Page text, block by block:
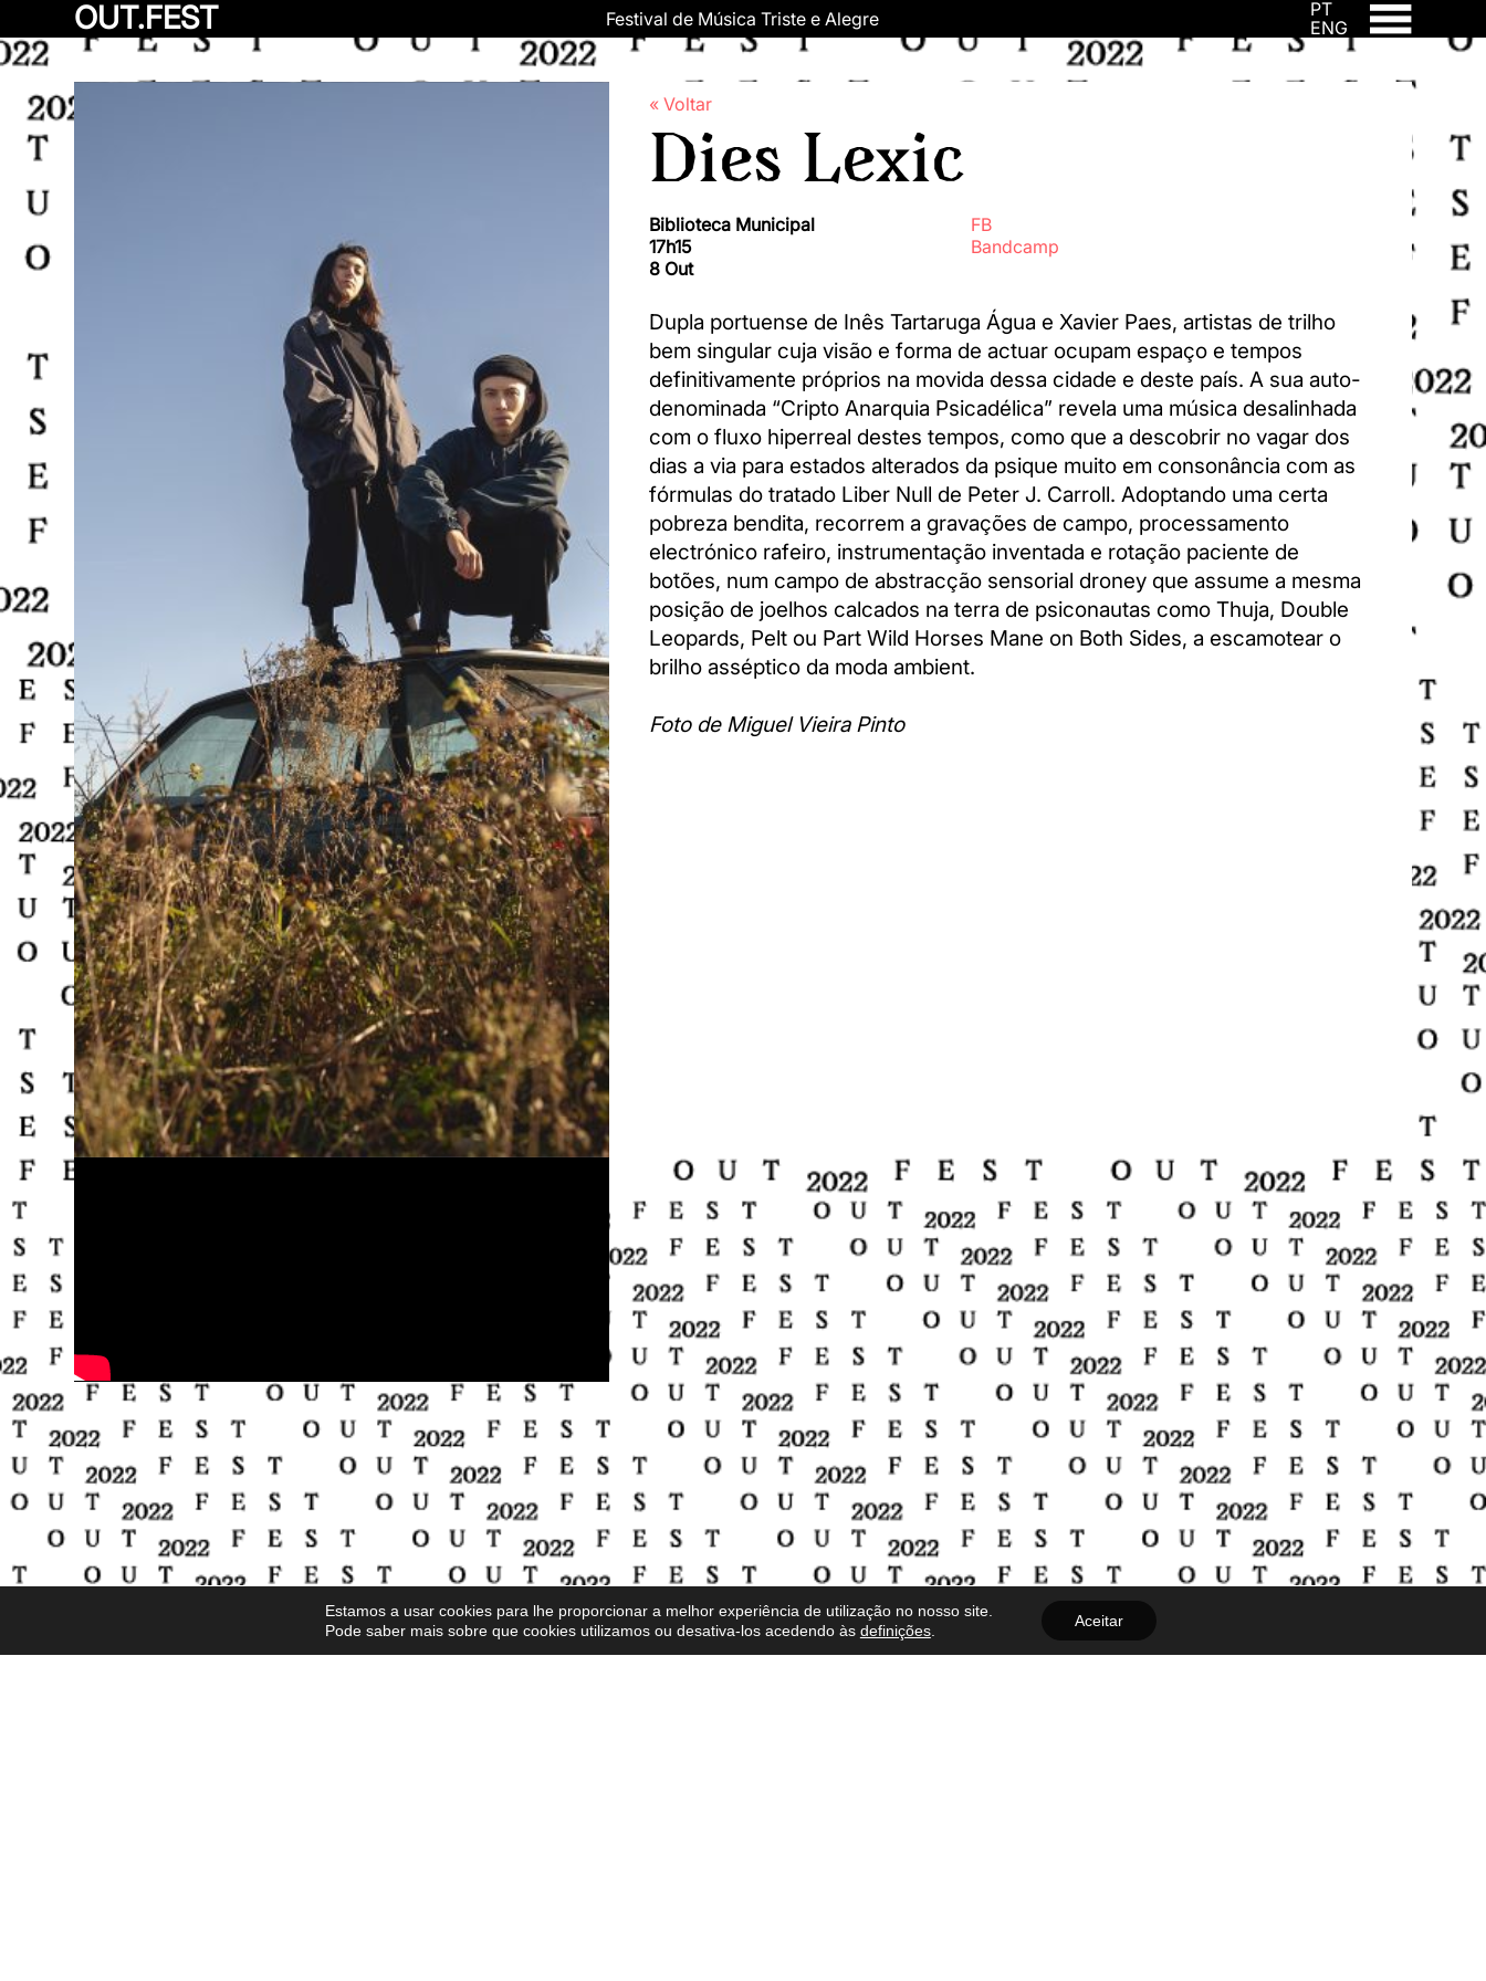
OUT.FEST Festival de Música Triste e Alegre
PT
ENG
« Voltar
Dies Lexic
Biblioteca Municipal
17h15
8 Out
FB
Bandcamp
Dupla portuense de Inês Tartaruga Água e Xavier Paes, artistas de trilho
bem singular cuja visão e forma de actuar ocupam espaço e tempos
definitivamente próprios na movida dessa cidade e deste país. A sua auto-
denominada “Cripto Anarquia Psicadélica” revela uma música desalinhada
com o fluxo hiperreal destes tempos, como que a descobrir no vagar dos
dias a via para estados alterados da psique muito em consonância com as
fórmulas do tratado Liber Null de Peter J. Carroll. Adoptando uma certa
pobreza bendita, recorrem a gravações de campo, processamento
electrónico rafeiro, instrumentação inventada e rotação paciente de
botões, num campo de abstracção sensorial droney que assume a mesma
posição de joelhos calcados na terra de psiconautas como Thuja, Double
Leopards, Pelt ou Part Wild Horses Mane on Both Sides, a escamotear o
brilho asséptico da moda ambient.
Foto de Miguel Vieira Pinto
Estamos a usar cookies para lhe proporcionar a melhor experiência de utilização no nosso site.
Pode saber mais sobre que cookies utilizamos ou desativa-los acedendo às definições.
Aceitar